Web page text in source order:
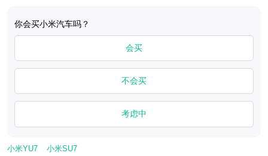
​​​你会买小米汽车吗？
会买
不会买
考虑中
小米YU7 小米SU7